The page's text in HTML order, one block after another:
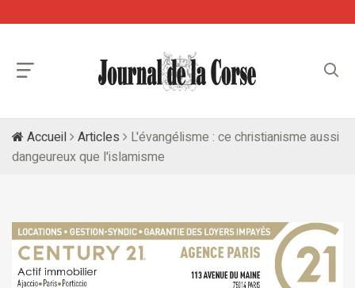
Accueil Articles
L'évangélisme : ce christianisme aussi
dangeureux que l'islamisme